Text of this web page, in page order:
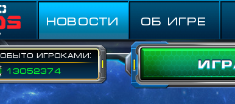
ОБ ИГРЕ
НОВОСТИ
игроками:
13052374